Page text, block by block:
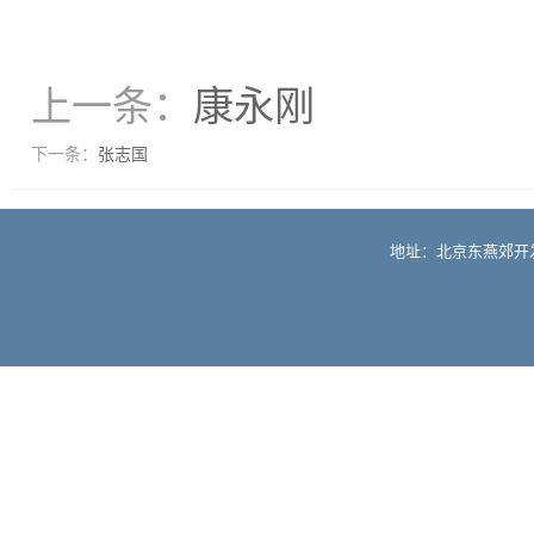
上一条： 康永刚
下一条： 张志国
地址：北京东燕郊